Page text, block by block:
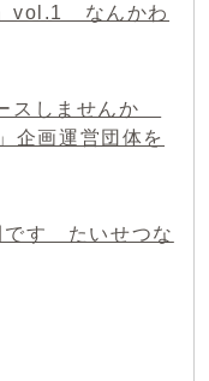
vol.1 なんかわ
スしませんか
企画運営団体を
です たいせつな